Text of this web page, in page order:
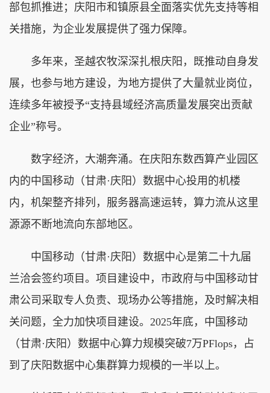
部包抓推进；庆阳市和镇原县全面落实优先支持等相
关措施，为企业发展提供了强力保障。
多年来，圣越农牧深深扎根庆阳，既推动自身发
展，也参与地方建设，为地方提供了大量就业岗位，
连续多年被授予“支持县域经济高质量发展突出贡献
企业”称号。
数字经济，大潮奔涌。在庆阳东数西算产业园区
内的中国移动（甘肃·庆阳）数据中心投用的机楼
内，机架整齐排列，服务器高速运转，算力流从这里
源源不断地流向东部地区。
中国移动（甘肃·庆阳）数据中心是第二十九届
兰洽会签约项目。项目建设中，市政府与中国移动甘
肃公司采取专人负责、现场办公等措施，及时解决相
关问题，全力加快项目建设。2025年底，中国移动
（甘肃·庆阳）数据中心算力规模突破7万PFlops，占
到了庆阳数据中心集群算力规模的一半以上。